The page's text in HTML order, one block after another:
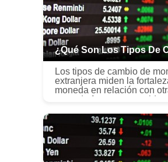
¿Qué Son Los Tipos De
Los tipos de cambio de
extranjera miden la
moneda en relación con
moneda fuerte se
valor con otra moneda. La